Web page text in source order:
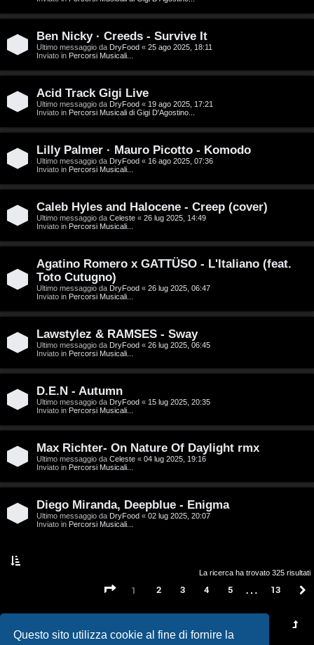
Questo sito utilizza cookie al fine di fornire la
C
e
r
c
a
F
A
Q
Ben Nicky · Creeds - Survive It
Ultimo messaggio da DryFood « 25 ago 2025, 18:11
Inviato in Percorsi Musicali...
Acid Track Gigi Live
Ultimo messaggio da DryFood « 19 ago 2025, 17:21
Inviato in Percorsi Musicali di Gigi D'Agostino...
Lilly Palmer · Mauro Picotto - Komodo
Ultimo messaggio da DryFood « 16 ago 2025, 07:36
Inviato in Percorsi Musicali...
Caleb Hyles and Halocene - Creep (cover)
Ultimo messaggio da Celeste « 26 lug 2025, 14:49
Inviato in Percorsi Musicali...
Agatino Romero x GATTÜSO - L'Italiano (feat.
Toto Cutugno)
Ultimo messaggio da DryFood « 26 lug 2025, 06:47
Inviato in Percorsi Musicali...
Lawstylez & RAMSES - Sway
Ultimo messaggio da DryFood « 26 lug 2025, 06:45
Inviato in Percorsi Musicali...
D.E.N - Autumn
Ultimo messaggio da DryFood « 15 lug 2025, 20:35
Inviato in Percorsi Musicali...
Max Richter- On Nature Of Daylight rmx
Ultimo messaggio da Celeste « 04 lug 2025, 19:16
Inviato in Percorsi Musicali...
Diego Miranda, Deepblue - Enigma
Ultimo messaggio da DryFood « 02 lug 2025, 20:07
Inviato in Percorsi Musicali...
La ricerca ha trovato 325 risultati
Pagina di
1 2 3 4 5 … 13
D
/
V
i
n
i
l
i
/
D
g
i
t
a
S
t
o
r
e
:
G